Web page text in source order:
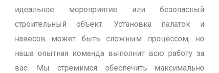
идеальное мероприятие или безопасный
строительный объект. Установка палаток и
навесов может быть сложным процессом, но
наша опытная команда выполнит всю работу за
вас. Мы стремимся обеспечить максимально